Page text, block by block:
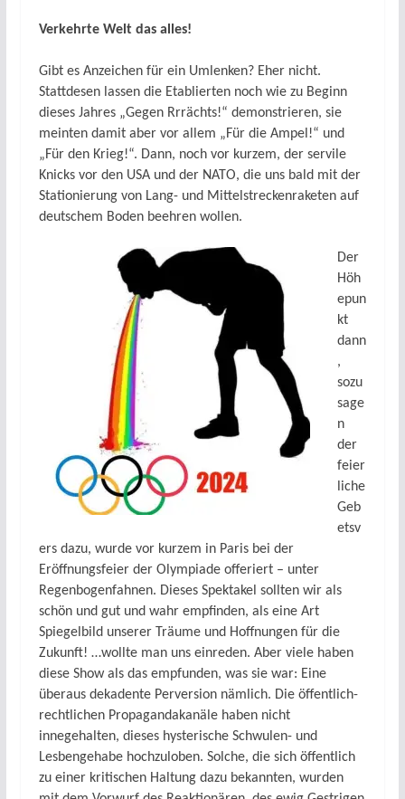
Verkehrte Welt das alles!
Gibt es Anzeichen für ein Umlenken? Eher nicht.
Stattdesen lassen die Etablierten noch wie zu Beginn
dieses Jahres „Gegen Rrrächts!“ demonstrieren, sie
meinten damit aber vor allem „Für die Ampel!“ und
„Für den Krieg!“. Dann, noch vor kurzem, der servile
Knicks vor den USA und der NATO, die uns bald mit der
Stationierung von Lang- und Mittelstreckenraketen auf
deutschem Boden beehren wollen.
Der
Höh
epun
kt
dann
,
sozu
sage
n
der
feier
liche
Geb
etsv
ers dazu, wurde vor kurzem in Paris bei der
Eröffnungsfeier der Olympiade offeriert – unter
Regenbogenfahnen. Dieses Spektakel sollten wir als
schön und gut und wahr empfinden, als eine Art
Spiegelbild unserer Träume und Hoffnungen für die
Zukunft! …wollte man uns einreden. Aber viele haben
diese Show als das empfunden, was sie war: Eine
überaus dekadente Perversion nämlich. Die öffentlich-
rechtlichen Propagandakanäle haben nicht
innegehalten, dieses hysterische Schwulen- und
Lesbengehabe hochzuloben. Solche, die sich öffentlich
zu einer kritischen Haltung dazu bekannten, wurden